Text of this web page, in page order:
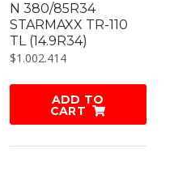
N 380/85R34
STARMAXX TR-110
TL (14.9R34)
$1.002.414
ADD TO
CART